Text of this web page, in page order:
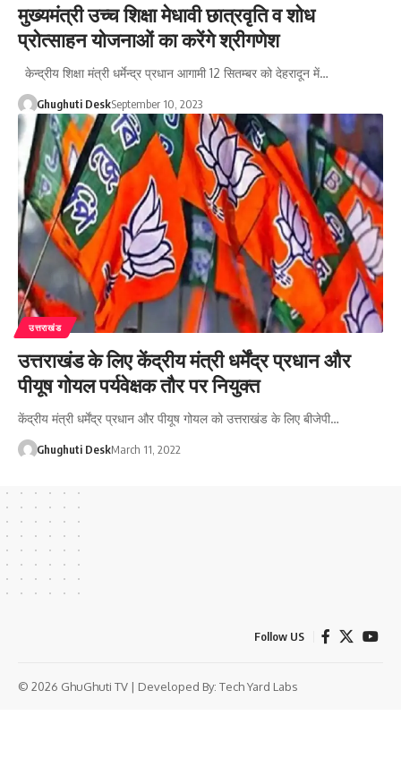
मुख्यमंत्री उच्च शिक्षा मेधावी छात्रवृति व शोध
प्रोत्साहन योजनाओं का करेंगे श्रीगणेश
केन्द्रीय शिक्षा मंत्री धर्मेन्द्र प्रधान आगामी 12 सितम्बर को देहरादून में…
Ghughuti DeskSeptember 10, 2023
उत्तराखंड
उत्तराखंड के लिए केंद्रीय मंत्री धर्मेंद्र प्रधान और
पीयूष गोयल पर्यवेक्षक तौर पर नियुक्त
केंद्रीय मंत्री धर्मेंद्र प्रधान और पीयूष गोयल को उत्तराखंड के लिए बीजेपी…
Ghughuti DeskMarch 11, 2022
Follow US
© 2026 GhuGhuti TV | Developed By: Tech Yard Labs